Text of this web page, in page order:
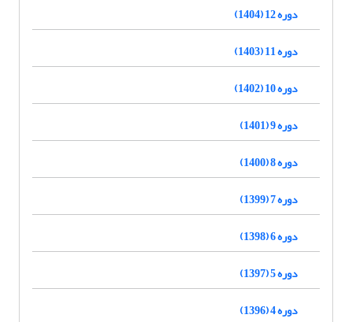
دوره 12 (1404)
دوره 11 (1403)
دوره 10 (1402)
دوره 9 (1401)
دوره 8 (1400)
دوره 7 (1399)
دوره 6 (1398)
دوره 5 (1397)
دوره 4 (1396)